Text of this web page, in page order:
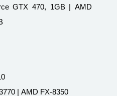
GTX 470, 1GB | AMD
| AMD FX-8350